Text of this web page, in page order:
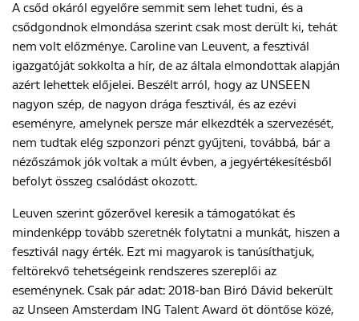
A csőd okáról egyelőre semmit sem lehet tudni, és a
csődgondnok elmondása szerint csak most derült ki, tehát
nem volt előzménye. Caroline van Leuvent, a fesztivál
igazgatóját sokkolta a hír, de az általa elmondottak alapján
azért lehettek előjelei. Beszélt arról, hogy az UNSEEN
nagyon szép, de nagyon drága fesztivál, és az ezévi
eseményre, amelynek persze már elkezdték a szervezését,
nem tudtak elég szponzori pénzt gyűjteni, továbbá, bár a
nézőszámok jók voltak a múlt évben, a jegyértékesítésből
befolyt összeg csalódást okozott.
Leuven szerint gőzerővel keresik a támogatókat és
mindenképp tovább szeretnék folytatni a munkát, hiszen a
fesztivál nagy érték. Ezt mi magyarok is tanúsíthatjuk,
feltörekvő tehetségeink rendszeres szereplői az
eseménynek. Csak pár adat: 2018-ban Biró Dávid bekerült
az Unseen Amsterdam ING Talent Award öt döntőse közé,